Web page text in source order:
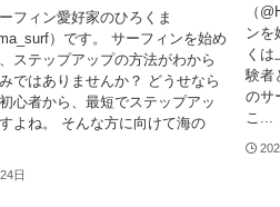
フィン愛好家のひろくま
）です。 サーフィンを始め
ステップアップの方法がわから
ではありませんか？ どうせなら
心者から、最短でステップアッ
よね。 そんな方に向けて海の
日
（
ンを
く
験者
のサ
こ...